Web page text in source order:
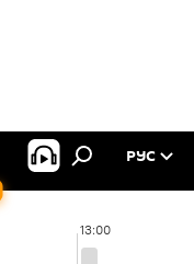
РУС
13:00